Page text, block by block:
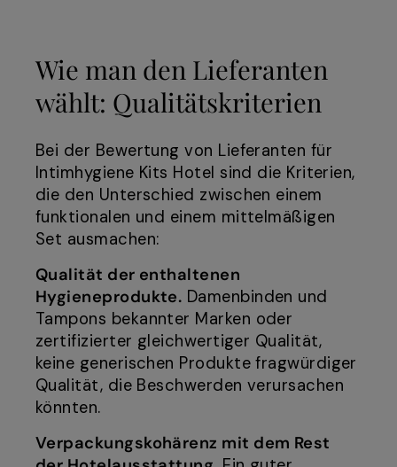
Wie man den Lieferanten
wählt: Qualitätskriterien
Bei der Bewertung von Lieferanten für
Intimhygiene Kits Hotel sind die Kriterien,
die den Unterschied zwischen einem
funktionalen und einem mittelmäßigen
Set ausmachen:
Qualität der enthaltenen
Hygieneprodukte. Damenbinden und
Tampons bekannter Marken oder
zertifizierter gleichwertiger Qualität,
keine generischen Produkte fragwürdiger
Qualität, die Beschwerden verursachen
könnten.
Verpackungskohärenz mit dem Rest